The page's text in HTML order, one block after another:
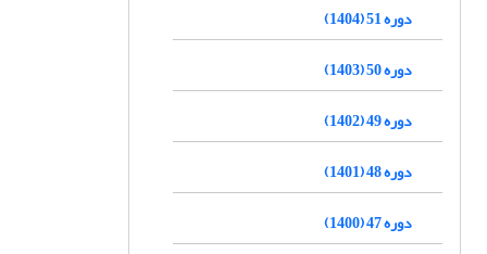
دوره 51 (1404)
دوره 50 (1403)
دوره 49 (1402)
دوره 48 (1401)
دوره 47 (1400)